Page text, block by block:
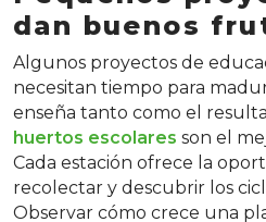
dan buenos
Algunos proyectos de
necesitan tiempo para
enseña tanto como el
huertos escolares son el
Cada estación ofrece la
recolectar y descubrir los
Observar cómo crece una